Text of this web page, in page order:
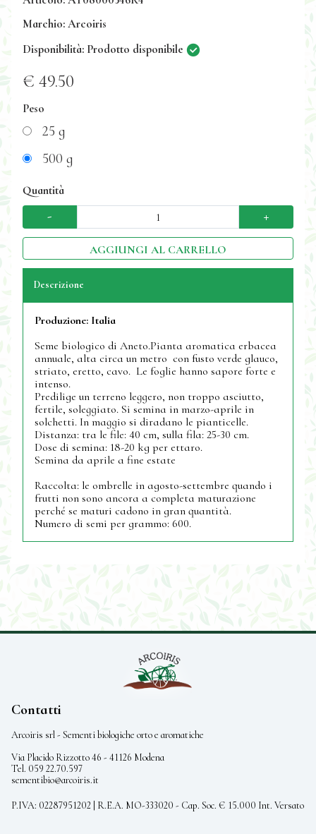
Marchio: Arcoiris
Disponibilità: Prodotto disponibile
€ 49.50
Peso
25 g
500 g
Quantità
- +
AGGIUNGI AL CARRELLO
Descrizione
Produzione: Italia
Seme biologico di Aneto.Pianta aromatica erbacea
annuale, alta circa un metro con fusto verde glauco,
striato, eretto, cavo. Le foglie hanno sapore forte e
intenso.
Predilige un terreno leggero, non troppo asciutto,
fertile, soleggiato. Si semina in marzo-aprile in
solchetti. In maggio si diradano le pianticelle.
Distanza: tra le file: 40 cm, sulla fila: 25-30 cm.
Dose di semina: 18-20 kg per ettaro.
Semina da aprile a fine estate
Raccolta: le ombrelle in agosto-settembre quando i
frutti non sono ancora a completa maturazione
perché se maturi cadono in gran quantità.
Numero di semi per grammo: 600.
Contatti
Arcoiris srl - Sementi biologiche orto e aromatiche
Via Placido Rizzotto 46 - 41126 Modena
Tel. 059 22.70.597
sementibio@arcoiris.it
P.IVA: 02287951202 | R.E.A. MO-333020 - Cap. Soc. € 15.000 Int. Versato